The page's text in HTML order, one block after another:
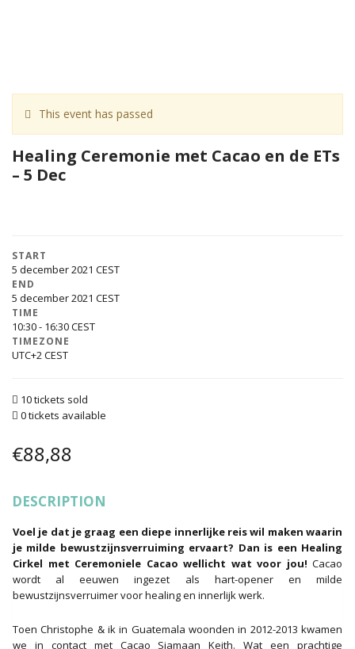
This event has passed
Healing Ceremonie met Cacao en de ETs
– 5 Dec
START
5 december 2021
END
5 december 2021
TIME
10:30 - 16:30
TIMEZONE
UTC+2
10 tickets sold
0 tickets available
€88,88
DESCRIPTION
Voel je dat je graag een diepe innerlijke reis wil maken waarin
je milde bewustzijnsverruiming ervaart? Dan is een Healing
Cirkel met Ceremoniele Cacao wellicht wat voor jou! Cacao
wordt al eeuwen ingezet als hart-opener en milde
bewustzijnsverruimer voor healing en innerlijk werk.
Toen Christophe & ik in Guatemala woonden in 2012-2013 kwamen
we in contact met Cacao Sjamaan Keith. Wat een prachtige